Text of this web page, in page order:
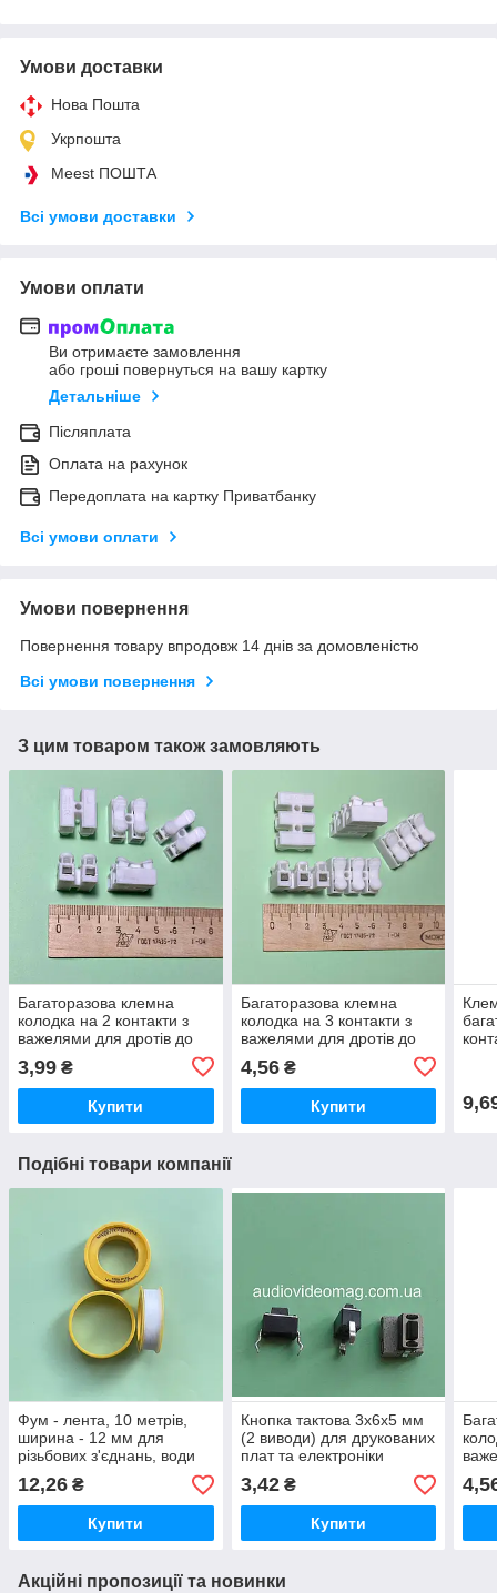
Умови доставки
Нова Пошта
Укрпошта
Meest ПОШТА
Всі умови доставки
Умови оплати
Ви отримаєте замовлення
або гроші повернуться на вашу картку
Детальніше
Післяплата
Оплата на рахунок
Передоплата на картку Приватбанку
Всі умови оплати
Умови повернення
Повернення товару впродовж 14 днів за домовленістю
Всі умови повернення
З цим товаром також замовляють
Багаторазова клемна
колодка на 2 контакти з
важелями для дротів до
3,99 ₴
Купити
Багаторазова клемна
колодка на 3 контакти з
важелями для дротів до
4,56₴
Купити
Подібні товари компанії
Фум - лента, 10 метрів,
ширина - 12 мм для
різьбових з'єднань, води
та опалення
12,26 ₴
Купити
Кнопка тактова 3х6х5 мм
(2 виводи) для друкованих
плат та електроніки
3,42₴
Купити
2.5
Акційні пропозиції та новинки